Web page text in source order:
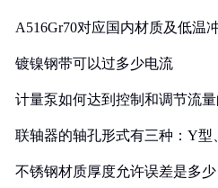
A516Gr70对应国内材质及低温
镀镍钢带可以过多少电流
计量泵如何达到控制和调节流
联轴器的轴孔形式有三种：Y型
不锈钢材质厚度允许误差是多少